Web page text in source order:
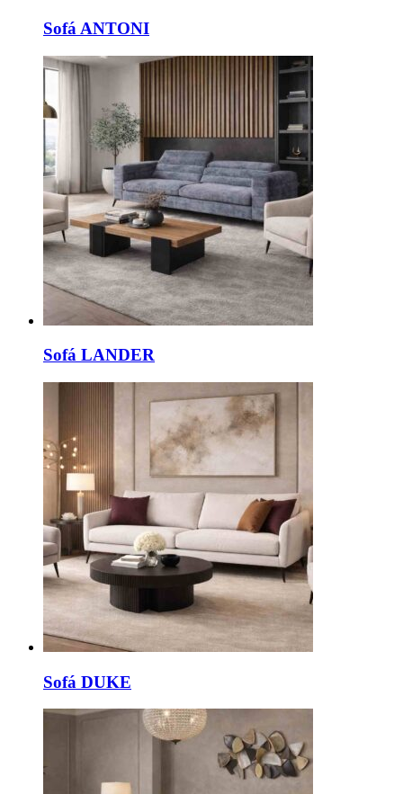
Sofá ANTONI
Sofá LANDER
Sofá DUKE